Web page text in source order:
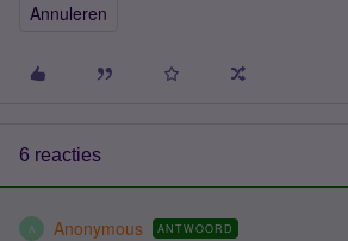
Annuleren
6 reacties
A Anonymous ANTWOORD